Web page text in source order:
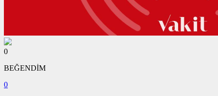
0
BEĞENDİM
0